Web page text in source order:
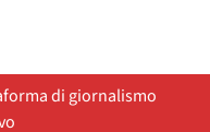
di giornalismo